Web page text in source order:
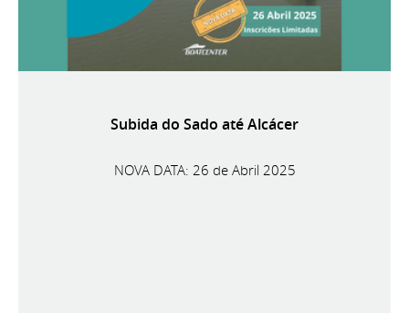
Subida do Sado até Alcácer
NOVA DATA: 26 de Abril 2025